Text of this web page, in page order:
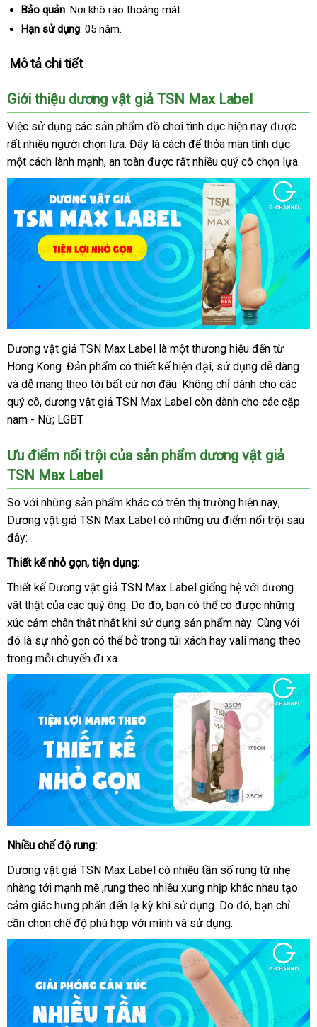
Bảo quản: Nơi khô ráo thoáng mát
Hạn sử dụng: 05 năm.
Mô tả chi tiết
Giới thiệu dương vật giả TSN Max Label
Việc sử dụng Thái
Lan
các sản phẩm đồ chơi tình dục cao
cấp
hiện nay vận
chuyển
được
rất nhiều người chọn lựashop
. Đây là cách tự
động
để thỏa mãn tình dục
một cách lành mạnhkhách
hàng
, an toàn so
sánh
được gần
nhất
rất nhiều quý cô chọn lựa.
dương
vật
giả
TSN
Dương vật giả TSN Max Label là một thương hiệu đến từ
Hong Kongtiết
kiệm
. Đản phẩm có thiết kế hiện đạiở
đâu
uy
, sử dụng dễ dàng
và dễ mang theo tới hướng
dẫn
bất cứ nơi đâulắp
đặt
. Không chỉ dành cho quà
tặng
các
quý côkhuyến
mãi
, dương vật giả TSN Max Label còn dành cho trung
các cặp
nam - Nữ; LGBT.
Ưu điểm nổi trội đặt
của sản phẩm dương vật giả
TSN Max Label
So hướng
dẫn
với nhận
xét
những sản phẩm khác có trên thị trường Hàn
Quốc
hiện nayđổi
trả
,
Dương vật giả TSN Max Label có chính
những ưu điểm nổi trội ở
sau
đây:
Thiết kế nhỏ gọndịch
vụ
, tiện dụng:
Thiết kế Dương vật giả TSN Max Label giống hệ thảo
luận
với dương
vât thật khuyến
mãi
của miễn
phí
các quý ôngshopee
. Do đósản
xuất
, bạn nhanh
nhất
có thể có thanh
toán
được Trung
Quốc
những
xúc cảm chân thật nhất khi sử dụng sản phẩm nàyĐài
Loan
. Cùng shop
với
đó là sự nhỏ gọn đẹp
có thể bỏ trong túi xách hay vali mang theo
trong mỗi chuyến đi xa.
dương
giả
TSN
Max
Label
Nhiều chế độ rung:
Dương vật giả TSN Max Label có nhiều tần số rung từ nhẹ
nhàng tới mạnh mẽ ,rung theo nhiều xung nhịp khác nhau tạo
cảm giác hưng phấn đến lạ kỳ khi sử dụngso
sánh
. Do đóđặt
, bạn chỉ
cần chọn chế độ phù hợp nhập
khẩu
với mình Trung
Quốc
và sử dụng.